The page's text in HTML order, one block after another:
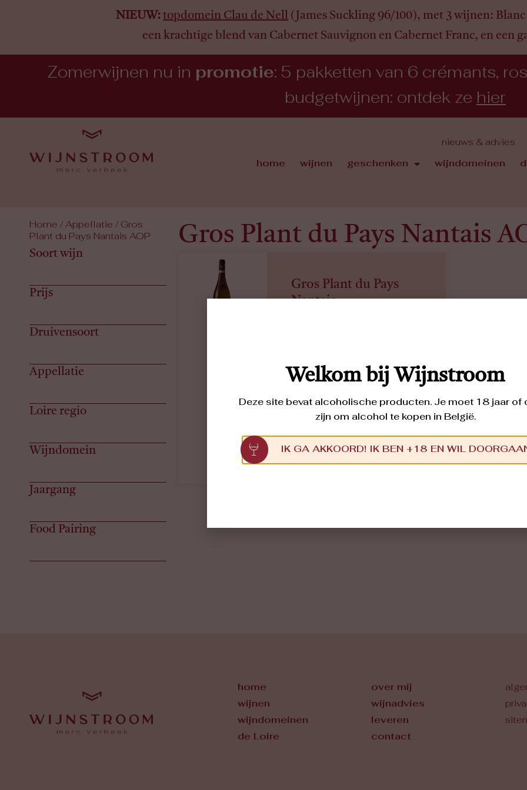
NIEUW: topdomein Clau de Nell (James Suckling 96/100), met 3 wijnen:
een krachtige blend van Cabernet Sauvignon en Cabernet Franc, en een
Zomerwijnen nu in promotie: 5 pakketten van 6 crémants,
budgetwijnen: ontdek ze hier
nieuws & advies
home wijnen geschenken wijndomeinen
Home / Appellatie / Gros
Plant du Pays Nantais AOP
Soort wijn
Prijs
Druivensoort
Appellatie
Loire regio
Wijndomein
Jaargang
Food Pairing
Gros Plant du Pays Nantais
Gros Plant du Pays
Nantais
toetsen. Deze wijn is bovendien
intens, mineraal en met hints van
France: 87
€13,20
home
wijnen
wijndomeinen
de Loire
over mij
wijnadvies
leveren
contact
Welkom bij Wijnstroom
Deze site bevat alcoholische producten. Je moet 18 jaar of
zijn om alcohol te kopen in België.
IK GA AKKOORD! IK BEN +18 EN WIL